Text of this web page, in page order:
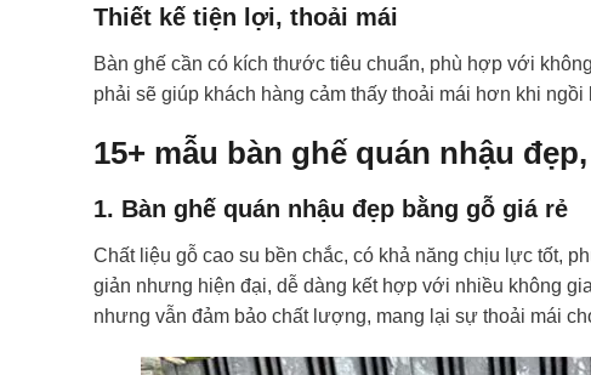
Thiết kế tiện lợi, thoải mái
Bàn ghế cần có kích thước tiêu chuẩn, phù hợp với
phải sẽ giúp khách hàng cảm thấy thoải mái hơn khi ngồi
15+ mẫu bàn ghế quán nhậu
1. Bàn ghế quán nhậu đẹp bằng gỗ giá rẻ
Chất liệu gỗ cao su bền chắc, có khả năng chịu lực tốt,
giản nhưng hiện đại, dễ dàng kết hợp với nhiều không
nhưng vẫn đảm bảo chất lượng, mang lại sự thoải mái